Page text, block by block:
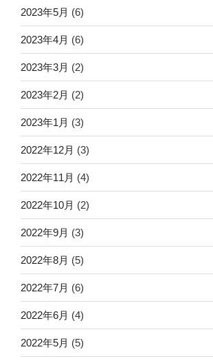
2023年5月 (6)
2023年4月 (6)
2023年3月 (2)
2023年2月 (2)
2023年1月 (3)
2022年12月 (3)
2022年11月 (4)
2022年10月 (2)
2022年9月 (3)
2022年8月 (5)
2022年7月 (6)
2022年6月 (4)
2022年5月 (5)